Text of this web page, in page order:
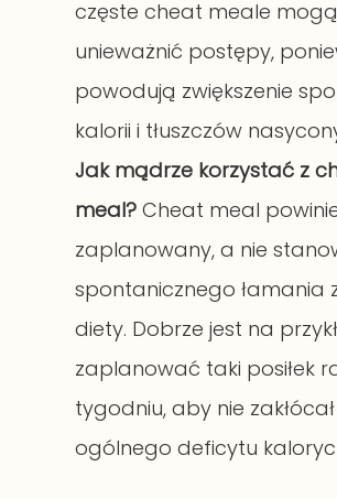
częste cheat meale mogą
unieważnić postępy,
powodują zwiększenie
kalorii i tłuszczów
Jak mądrze korzystać z
meal? Cheat meal
zaplanowany, a nie
spontanicznego łamania
diety. Dobrze jest na
zaplanować taki posiłek
tygodniu, aby nie
ogólnego deficytu